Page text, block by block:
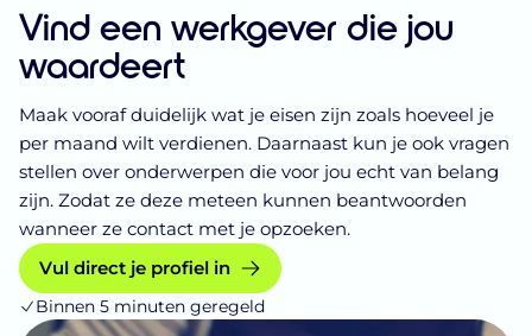
Vind een werkgever die jou
waardeert
Maak vooraf duidelijk wat je eisen zijn zoals hoeveel je
per maand wilt verdienen. Daarnaast kun je ook vragen
stellen over onderwerpen die voor jou echt van belang
zijn. Zodat ze deze meteen kunnen beantwoorden
wanneer ze contact met je opzoeken.
Vul direct je profiel in
Binnen 5 minuten geregeld